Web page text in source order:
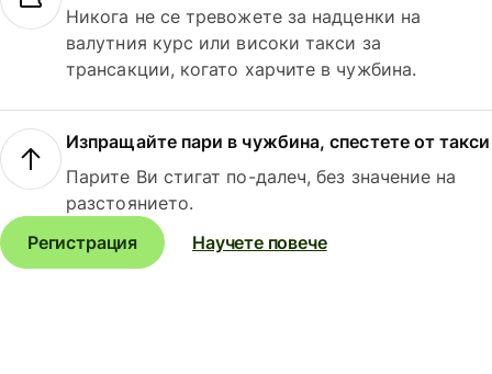
Никога не се тревожете за надценки на
валутния курс или високи такси за
трансакции, когато харчите в чужбина.
Изпращайте пари в чужбина, спестете от такси
Парите Ви стигат по-далеч, без значение на
разстоянието.
Регистрация
Научете повече